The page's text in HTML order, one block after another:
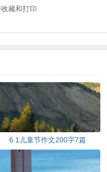
藏和打印
6.1儿童节作文200字7篇